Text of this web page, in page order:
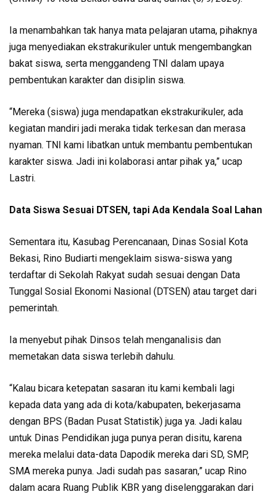
Ia menambahkan tak hanya mata pelajaran utama, pihaknya
juga menyediakan ekstrakurikuler untuk mengembangkan
bakat siswa, serta menggandeng TNI dalam upaya
pembentukan karakter dan disiplin siswa.
“Mereka (siswa) juga mendapatkan ekstrakurikuler, ada
kegiatan mandiri jadi meraka tidak terkesan dan merasa
nyaman. TNI kami libatkan untuk membantu pembentukan
karakter siswa. Jadi ini kolaborasi antar pihak ya,” ucap
Lastri.
Data Siswa Sesuai DTSEN, tapi Ada Kendala Soal Lahan
Sementara itu, Kasubag Perencanaan, Dinas Sosial Kota
Bekasi, Rino Budiarti mengeklaim siswa-siswa yang
terdaftar di Sekolah Rakyat sudah sesuai dengan Data
Tunggal Sosial Ekonomi Nasional (DTSEN) atau target dari
pemerintah.
Ia menyebut pihak Dinsos telah menganalisis dan
memetakan data siswa terlebih dahulu.
“Kalau bicara ketepatan sasaran itu kami kembali lagi
kepada data yang ada di kota/kabupaten, bekerjasama
dengan BPS (Badan Pusat Statistik) juga ya. Jadi kalau
untuk Dinas Pendidikan juga punya peran disitu, karena
mereka melalui data-data Dapodik mereka dari SD, SMP,
SMA mereka punya. Jadi sudah pas sasaran,” ucap Rino
dalam acara Ruang Publik KBR yang diselenggarakan dari